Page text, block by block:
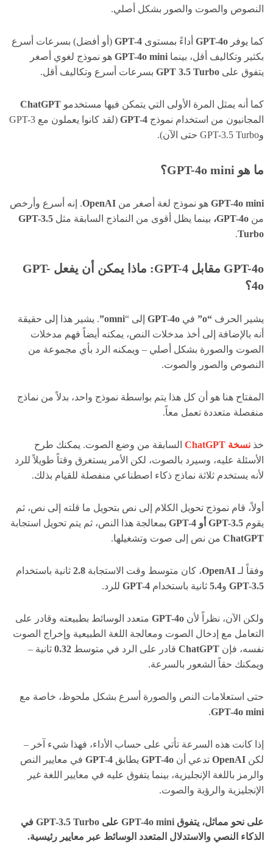
النصوص والصوت والصور بشكل أصلي.
كما يوفر GPT-4o أداءً بمستوى GPT-4 (أو أفضل) بسرعات أسرع
بكثير وتكاليف أقل، بينما
GPT-4o mini
هو نموذج لغوي أصغر
يتفوق على GPT 3.5 Turbo بسرعات أسرع وتكاليف أقل.
كما أنه يمثل المرة الأولى التي يتمكن فيها مستخدمو ChatGPT
المجانيون من استخدام نموذج GPT-4
(لقد كانوا يعملون مع GPT-3
وGPT-3.5 Turbo حتى الآن).
ما هو GPT-4o mini؟
GPT-4o mini هو نموذج لغة أصغر من OpenAI. إنه أسرع وأرخص
من
بينما يظل أقوى من النماذج السابقة مثل GPT-3.5
Turbo
.
GPT-4o مقابل GPT-4: ماذا يمكن أن يفعل GPT-
4o؟
يشير الحرف “o” في GPT-4o إلى “omni” . يشير هذا إلى حقيقة
أنه بالإضافة إلى أخذ مدخلات النص، يمكنه أيضاً فهم مدخلات
الصوت والصورة بشكل أصلي – ويمكنه الرد بأي مجموعة من
النصوص والصور والصوت.
المفتاح هنا هو أن كل هذا يتم بواسطة نموذج واحد، بدلاً من نماذج
منفصلة متعددة تعمل معاً.
خذ نسخة ChatGPT
السابقة من وضع الصوت. يمكنك طرح
الأسئلة عليه، وسيرد بالصوت، لكن الأمر يستغرق وقتاً طويلاً للرد
لأنه يستخدم ثلاثة نماذج ذكاء اصطناعي منفصلة للقيام بذلك.
أولاً، قام نموذج تحويل الكلام إلى نص بتحويل ما قلته إلى نص، ثم
يقوم GPT-3.5 أو GPT-4
بمعالجة هذا النص، ثم يتم تحويل استجابة
ChatGPT من نص إلى صوت وتشغيلها.
وفقاً لـ OpenAI، كان متوسط ​​وقت الاستجابة 2.8 ثانية باستخدام
GPT-3.5 و5.4 ثانية باستخدام GPT-4 للرد.
ولكن الآن، نظراً لأن GPT-4o متعدد الوسائط بطبيعته وقادر على
التعامل مع إدخال الصوت ومعالجة اللغة الطبيعية وإخراج الصوت
نفسه، فإن ChatGPT قادر على الرد في متوسط ​​0.32 ثانية –
ويمكنك حقاً الشعور بالسرعة.
حتى استعلامات النص والصورة أسرع بشكل ملحوظ، خاصة مع
GPT-4o mini
.
إذا كانت هذه السرعة تأتي على حساب الأداء، فهذا شيء آخر –
لكن OpenAI تدعي أن يطابق GPT-4 في معايير النص
والرمز باللغة الإنجليزية، بينما يتفوق عليه في معايير اللغة غير
الإنجليزية والرؤية والصوت.
على نحو مماثل، يتفوق GPT-4o mini على GPT-3.5 Turbo في
الذكاء النصي والاستدلال المتعدد الوسائط عبر معايير رئيسية.